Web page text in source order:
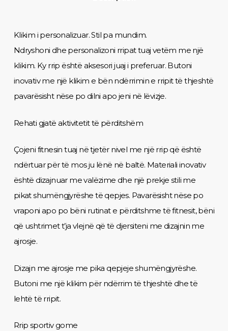
Klikim i personalizuar. Stil pa mundim.
Ndryshoni dhe personalizoni rripat tuaj vetëm me një
klikim. Ky rrip është aksesori juaj i preferuar. Butoni
inovativ me një klikim e bën ndërrimin e rripit të thjeshtë
pavarësisht nëse po dilni apo jeni në lëvizje.
Rehati gjatë aktivitetit të përditshëm
Çojeni fitnesin tuaj në tjetër nivel me një rrip që është
ndërtuar për të mos ju lënë në baltë. Materiali inovativ
është dizajnuar me valëzime dhe një prekje stili me
pikat shumëngjyrëshe të qepjes. Pavarësisht nëse po
vraponi apo po bëni rutinat e përditshme të fitnesit, bëni
që ushtrimet t’ja vlejnë që të djersiteni me dizajnin me
ajrosje.
Dizajn me ajrosje me pika qepjeje shumëngjyrëshe.
Butoni me një klikim për ndërrim të thjeshtë dhe të
lehtë të rripit.
Rrip sportiv gome